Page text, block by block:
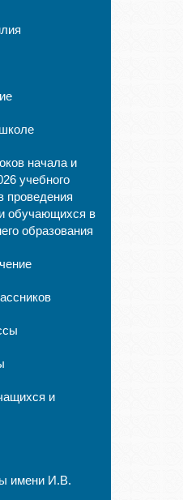
начала и
учебного
проведения
обучающихся в
образования
и
имени И.В.